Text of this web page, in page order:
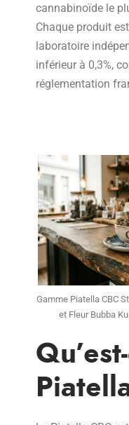
cannabinoïde le
Chaque produit
laboratoire
inférieur à 0,3%,
réglementation
Gamme Piatella CBC
et Fleur Bubba